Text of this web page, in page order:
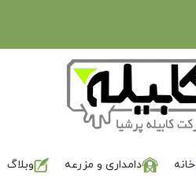
خانه دامداری و مزرعه وبلاگ